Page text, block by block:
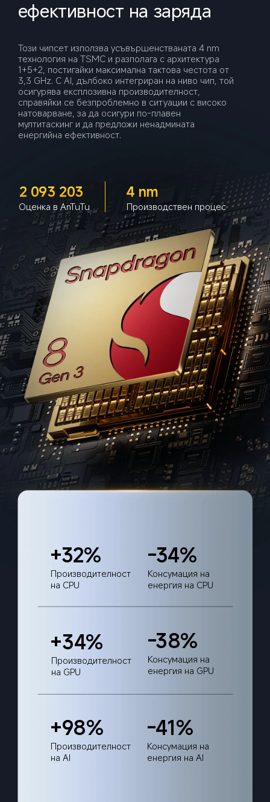
ефективност на заряда
Този чипсет използва усъвършенстваната 4 nm
технология на TSMC и разполага с архитектура
1+5+2, постигайки максимална тактова честота от
3,3 GHz. С AI, дълбоко интегриран на ниво чип, той
осигурява експлозивна производителност,
справяйки се безпроблемно в ситуации с високо
натоварване, за да осигури по-плавен
мултитаскинг и да предложи ненадмината
енергийна ефективност.
2 093 203
Оценка в AnTuTu
4 nm
Производствен процес
+32%
Производителност
на CPU
-34%
Консумация на
енергия на CPU
+34%
Производителност
на GPU
-38%
Консумация на
енергия на GPU
+98%
Производителност
на AI
-41%
Консумация на
енергия на AI